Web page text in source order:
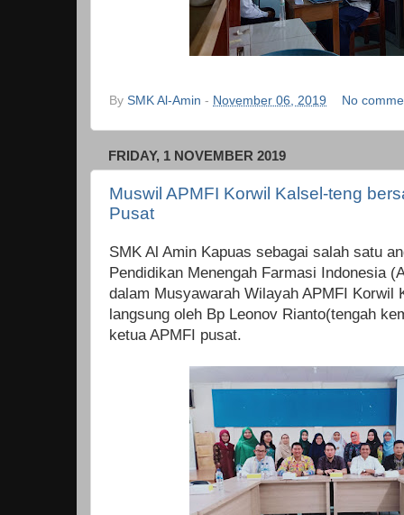
By SMK Al-Amin - November 06, 2019 No
FRIDAY, 1 NOVEMBER 2019
Muswil APMFI Korwil Kalsel-teng
Pusat
SMK Al Amin Kapuas sebagai salah satu
Pendidikan Menengah Farmasi Indonesia
dalam Musyawarah Wilayah APMFI Korwil
langsung oleh Bp Leonov Rianto(tengah
ketua APMFI pusat.